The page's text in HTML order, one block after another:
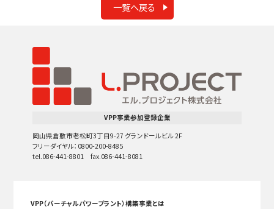
一覧へ戻る
VPP事業参加登録企業
岡山県倉敷市老松町3丁目9-27 グランドールビル 2F
フリーダイヤル：0800-200-8485
tel.086-441-8801 fax.086-441-8081
VPP（バーチャルパワープラント）構築事業とは